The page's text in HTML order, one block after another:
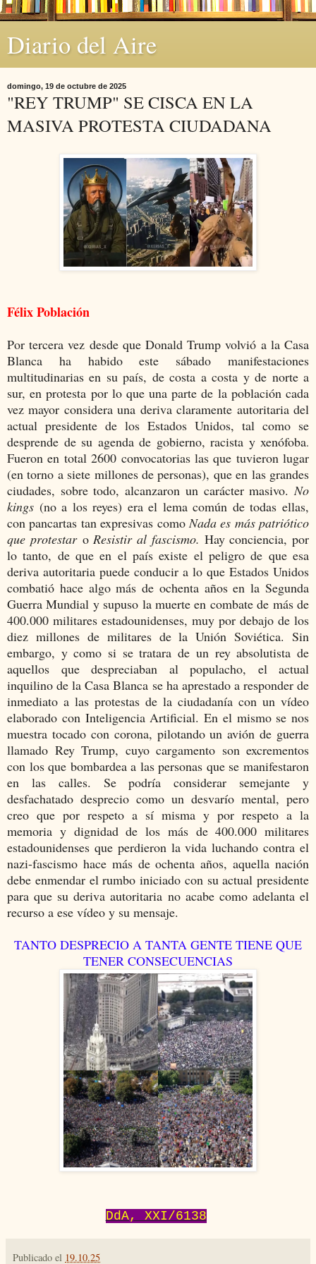
Diario del Aire
domingo, 19 de octubre de 2025
"REY TRUMP" SE CISCA EN LA
MASIVA PROTESTA CIUDADANA
Félix Población
Por tercera vez desde que Donald Trump volvió a la Casa
Blanca ha habido este sábado manifestaciones
multitudinarias en su país, de costa a costa y de norte a
sur, en protesta por lo que una parte de la población cada
vez mayor considera una deriva claramente autoritaria del
actual presidente de los Estados Unidos, tal como se
desprende de su agenda de gobierno, racista y xenófoba.
Fueron en total 2600 convocatorias las que tuvieron lugar
(en torno a siete millones de personas), que en las grandes
ciudades, sobre todo, alcanzaron un carácter masivo. No
kings (no a los reyes) era el lema común de todas ellas,
con pancartas tan expresivas como Nada es más patriótico
que protestaro Resistir al fascismo. Hay conciencia, por
lo tanto, de que en el país existe el peligro de que esa
deriva autoritaria puede conducir a lo que Estados Unidos
combatió hace algo más de ochenta años en la Segunda
Guerra Mundial y supuso la muerte en combate de más de
400.000 militares estadounidenses, muy por debajo de los
diez millones de militares de la Unión Soviética. Sin
embargo, y como si se tratara de un rey absolutista de
aquellos que despreciaban al populacho, el actual
inquilino de la Casa Blanca se ha aprestado a responder de
inmediato a las protestas de la ciudadanía con un vídeo
elaborado con Inteligencia Artificial. En el mismo se nos
muestra tocado con corona, pilotando un avión de guerra
llamado Rey Trump, cuyo cargamento son excrementos
con los que bombardea a las personas que se manifestaron
en las calles. Se podría considerar semejante y
desfachatado desprecio como un desvarío mental, pero
creo que por respeto a sí misma y por respeto a la
memoria y dignidad de los más de 400.000 militares
estadounidenses que perdieron la vida luchando contra el
nazi-fascismo hace más de ochenta años, aquella nación
debe enmendar el rumbo iniciado con su actual presidente
para que su deriva autoritaria no acabe como adelanta el
recurso a ese vídeo y su mensaje.
TANTO DESPRECIO A TANTA GENTE TIENE QUE
TENER CONSECUENCIAS
DdA, XXI/6138
Publicado el 19.10.25